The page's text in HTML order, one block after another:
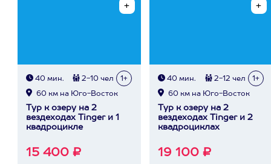
40 мин. 2-10 чел 1+
60 км на Юго-Восток
Тур к озеру на 2
вездеходах Tinger и 1
квадроцикле
15 400 ₽
40 мин. 2-12 чел 1+
60 км на Юго-Восток
Тур к озеру на 2
вездеходах Tinger и 2
квадроциклах
19 100 ₽